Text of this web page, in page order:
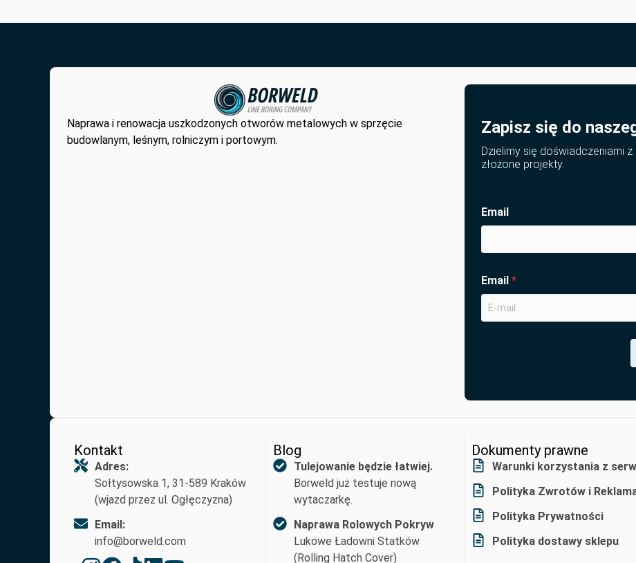
Naprawa i renowacja uszkodzonych otworów metalowych w sprzęcie
budowlanym, leśnym, rolniczym i portowym.
Zapisz się do
Dzielimy się doświadczeniami
złożone projekty.
Email
Email *
Kontakt
Adres:
Sołtysowska 1, 31-589 Kraków
(wjazd przez ul. Ogłęczyzna)
Email:
info@borweld.com
Blog
Tulejowanie będzie łatwiej.
Borweld już testuje nową
wytaczarkę.
Naprawa Rolowych Pokryw
Lukowe Ładowni Statków
(Rolling Hatch Cover)
Dokumenty prawne
Warunki korzystania z
Polityka Zwrotów i
Polityka Prywatności
Polityka dostawy sklepu